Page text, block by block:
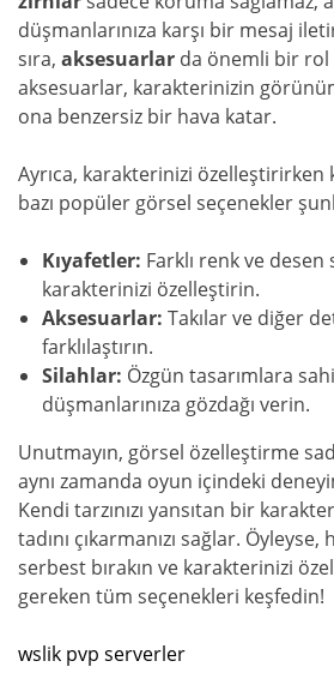
düşmanlarınıza karşı bir mesaj
sıra, aksesuarlar da önemli bir rol
aksesuarlar, karakterinizin
ona benzersiz bir hava katar.
Ayrıca, karakterinizi özelleştirirken
bazı popüler görsel seçenekler
Kıyafetler: Farklı renk ve
karakterinizi özelleştirin.
Aksesuarlar: Takılar ve diğer
farklılaştırın.
Silahlar: Özgün tasarımlara
düşmanlarınıza gözdağı verin.
Unutmayın, görsel özelleştirme
aynı zamanda oyun içindeki
Kendi tarzınızı yansıtan bir
tadını çıkarmanızı sağlar.
serbest bırakın ve karakterinizi
gereken tüm seçenekleri keşfedin!
wslik pvp serverler